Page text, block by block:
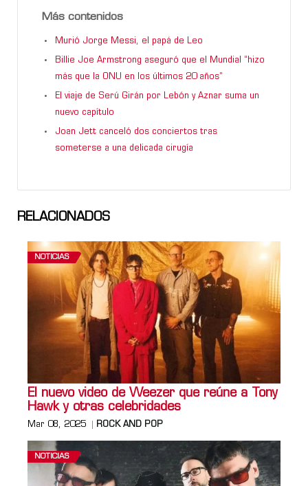
Más contenidos
Murió Jorge Messi, el papá de Leo
Billie Joe Armstrong aseguró que el Mundial “hizo
más que la ONU en los últimos 20 años”
El viaje de Serú Girán por Lebón y Aznar suma un
nuevo capítulo
Joan Jett canceló dos conciertos tras
someterse a una delicada cirugía
RELACIONADOS
NOTICIAS
El nuevo video de Weezer que reúne a Tony
Hawk y otras celebridades
Mar 08, 2025 ROCK AND POP
NOTICIAS